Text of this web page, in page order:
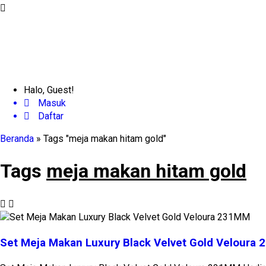
Halo, Guest!
Masuk
Daftar
Beranda » Tags "meja makan hitam gold"
Tags meja makan hitam gold
Set Meja Makan Luxury Black Velvet Gold Veloura